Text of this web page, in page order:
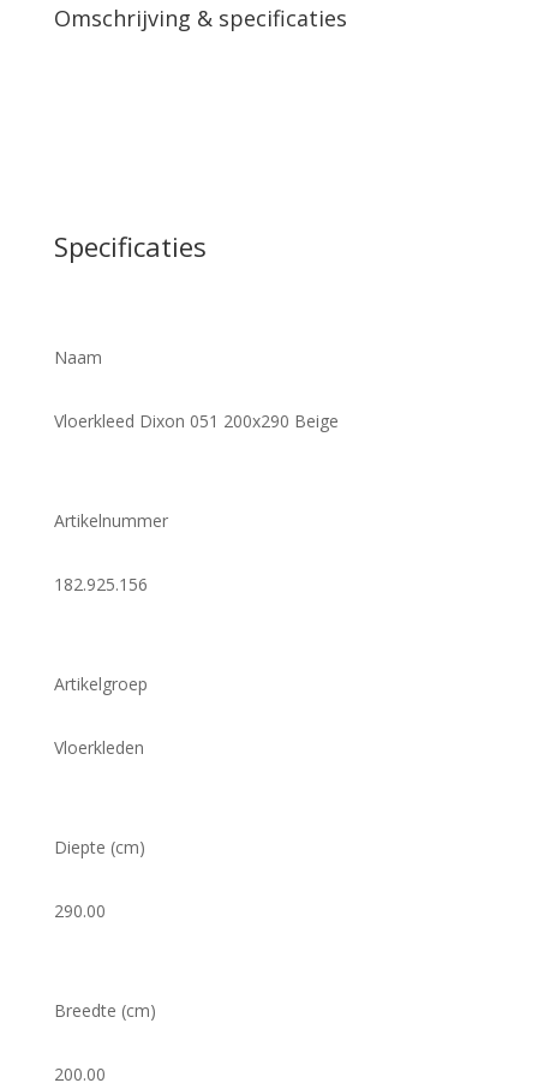
Omschrijving & specificaties
Specificaties
Naam
Vloerkleed Dixon 051 200x290 Beige
Artikelnummer
182.925.156
Artikelgroep
Vloerkleden
Diepte (cm)
290.00
Breedte (cm)
200.00